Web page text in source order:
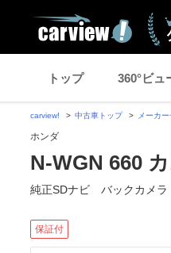
トップ 360°ビュ
carview! 中古車トップ メーカ
ホンダ
N-WGN 660
純正SDナビ バックカメ
保証付